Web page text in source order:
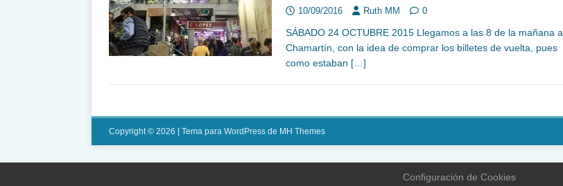
10/09/2016 Ruth MM 0
SÁBADO 24 OCTUBRE 2015 Llegamos a las 8 de la mañana a
Chamartín, con la idea de comprar los billetes de vuelta, pues
como estaban […]
Copyright © 2026 | Tema para WordPress de MH Themes
Configuración de Cookies